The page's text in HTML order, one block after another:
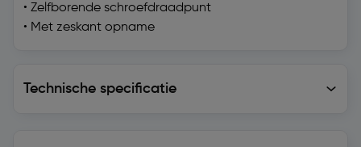
• Zelfborende schroefdraadpunt
• Met zeskant opname
Technische specificatie